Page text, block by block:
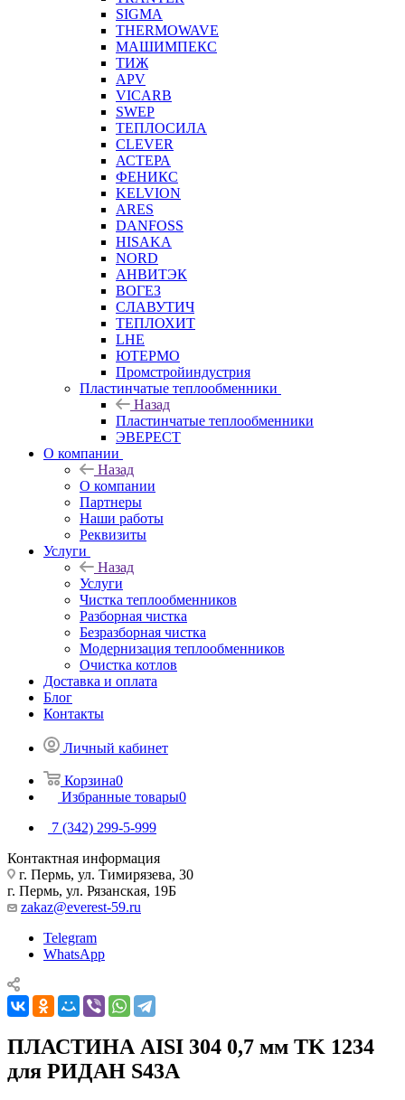
SIGMA
THERMOWAVE
МАШИМПЕКС
ТИЖ
APV
VICARB
SWEP
ТЕПЛОСИЛА
CLEVER
АСТЕРА
ФЕНИКС
KELVION
ARES
DANFOSS
HISAKA
NORD
АНВИТЭК
ВОГЕЗ
СЛАВУТИЧ
ТЕПЛОХИТ
LHE
ЮТЕРМО
Промстройиндустрия
Пластинчатые теплообменники
Назад
Пластинчатые теплообменники
ЭВЕРЕСТ
О компании
Назад
О компании
Партнеры
Наши работы
Реквизиты
Услуги
Назад
Услуги
Чистка теплообменников
Разборная чистка
Безразборная чистка
Модернизация теплообменников
Очистка котлов
Доставка и оплата
Блог
Контакты
Личный кабинет
Корзина0
Избранные товары0
7 (342) 299-5-999
Контактная информация
г. Пермь, ул. Тимирязева, 30
г. Пермь, ул. Рязанская, 19Б
zakaz@everest-59.ru
Telegram
WhatsApp
ПЛАСТИНА AISI 304 0,7 мм TK 1234
для РИДАН S43A